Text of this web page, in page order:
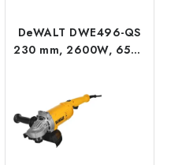
DeWALT DWE496-QS
230 mm, 2600W, 6500
spínač